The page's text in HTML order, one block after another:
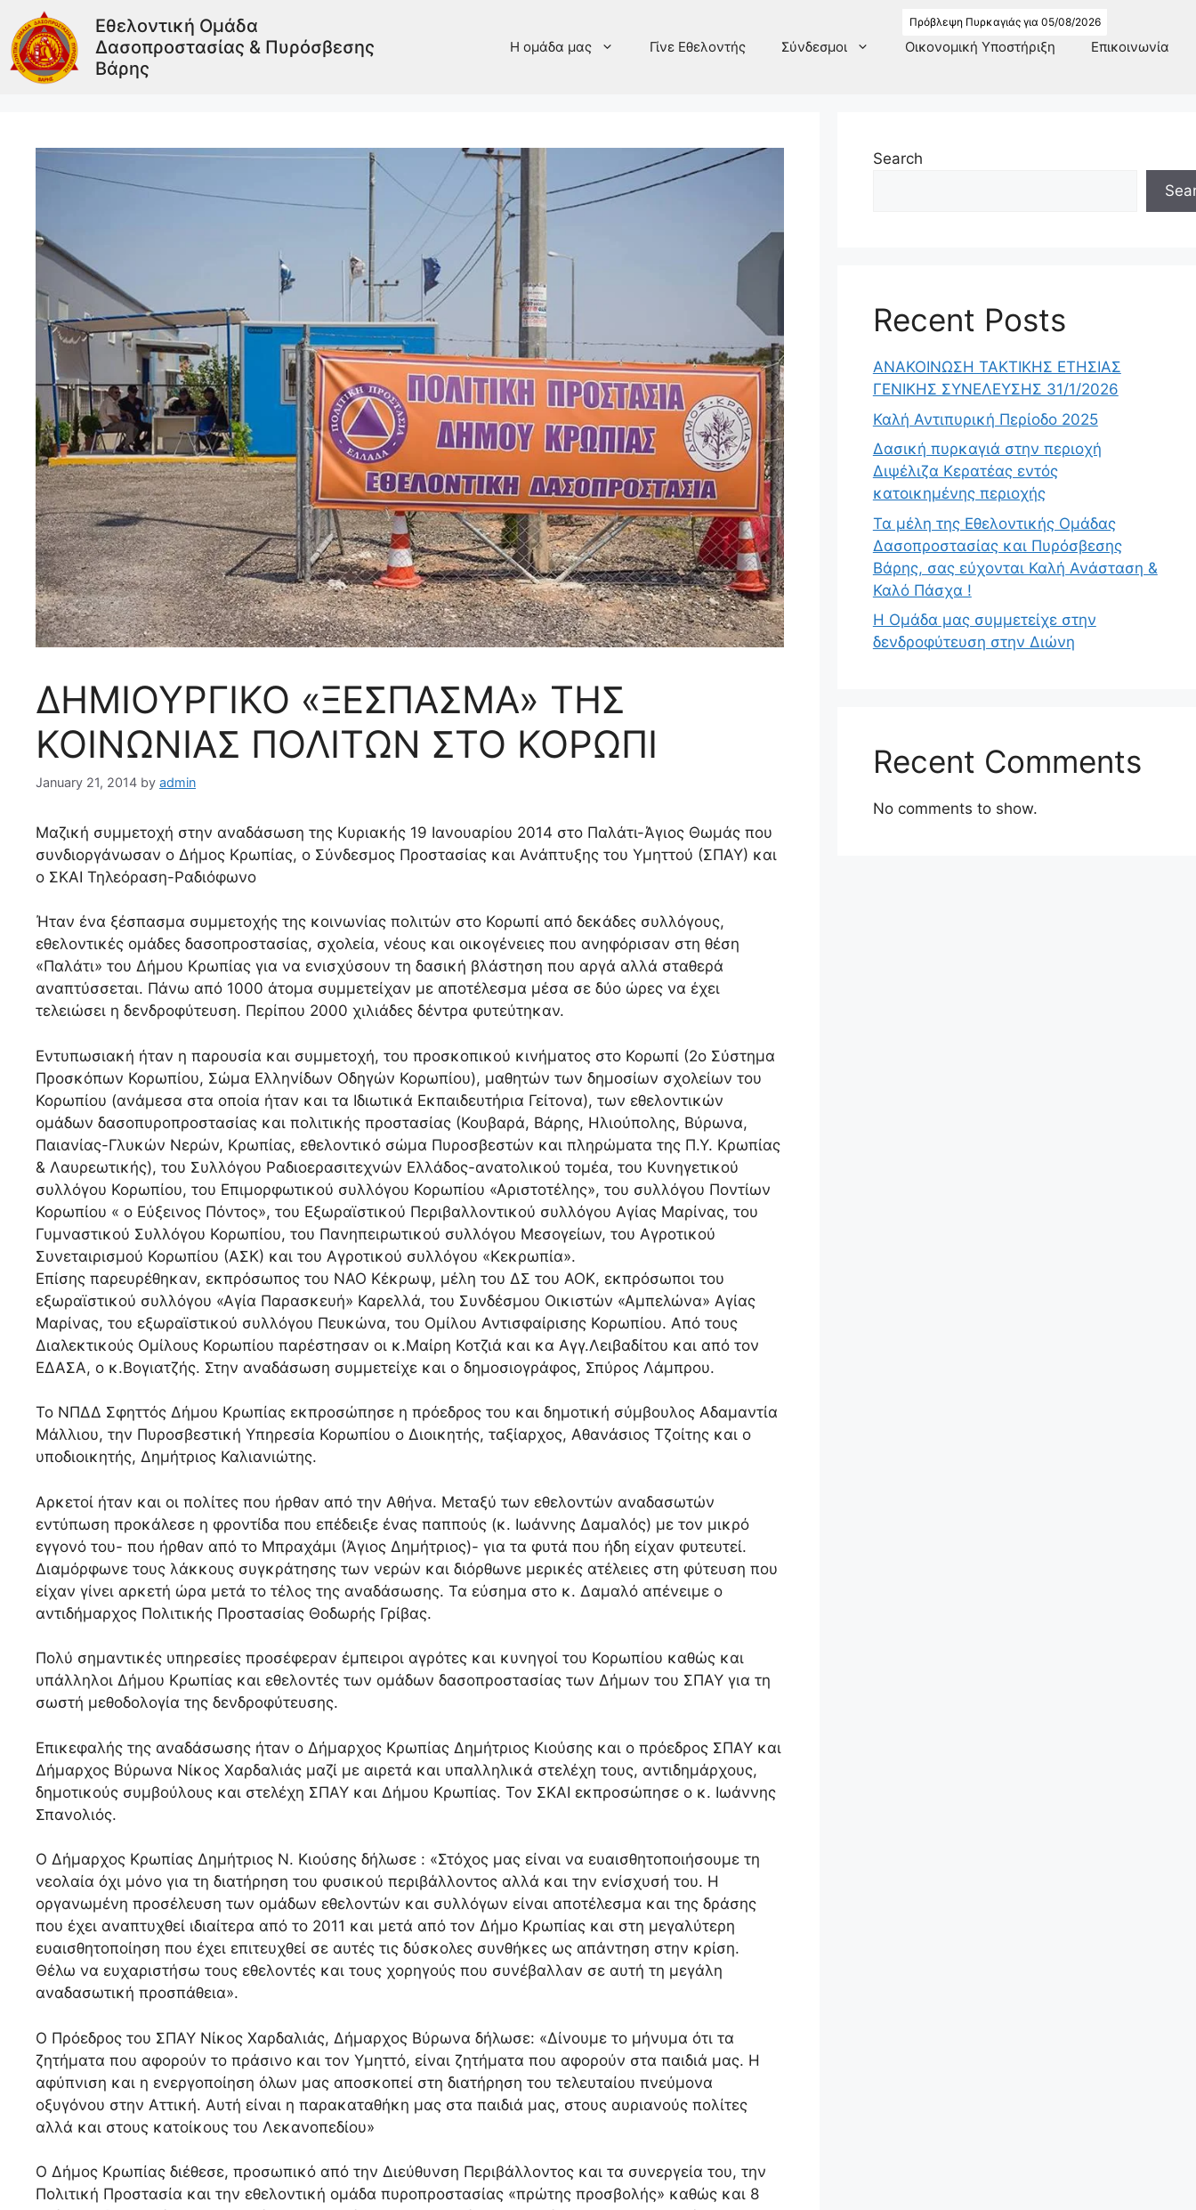
Εθελοντική Ομάδα
Δασοπροστασίας & Πυρόσβεσης
Βάρης
Πρόβλεψη Πυρκαγιάς για 05/08/2026
Η ομάδα μας Γίνε Εθελοντής Σύνδεσμοι Οικονομική Υποστήριξη Επικοινωνία
ΔΗΜΙΟΥΡΓΙΚΟ «ΞΕΣΠΑΣΜΑ» ΤΗΣ
ΚΟΙΝΩΝΙΑΣ ΠΟΛΙΤΩΝ ΣΤΟ ΚΟΡΩΠΙ
January 21, 2014 by admin
Μαζική συμμετοχή στην αναδάσωση της Κυριακής 19 Ιανουαρίου 2014 στο Παλάτι-Άγιος Θωμάς που
συνδιοργάνωσαν ο Δήμος Κρωπίας, ο Σύνδεσμος Προστασίας και Ανάπτυξης του Υμηττού (ΣΠΑΥ) και
ο ΣΚΑΙ Τηλεόραση-Ραδιόφωνο
Ήταν ένα ξέσπασμα συμμετοχής της κοινωνίας πολιτών στο Κορωπί από δεκάδες συλλόγους,
εθελοντικές ομάδες δασοπροστασίας, σχολεία, νέους και οικογένειες που ανηφόρισαν στη θέση
«Παλάτι» του Δήμου Κρωπίας για να ενισχύσουν τη δασική βλάστηση που αργά αλλά σταθερά
αναπτύσσεται. Πάνω από 1000 άτομα συμμετείχαν με αποτέλεσμα μέσα σε δύο ώρες να έχει
τελειώσει η δενδροφύτευση. Περίπου 2000 χιλιάδες δέντρα φυτεύτηκαν.
Εντυπωσιακή ήταν η παρουσία και συμμετοχή, του προσκοπικού κινήματος στο Κορωπί (2ο Σύστημα
Προσκόπων Κορωπίου, Σώμα Ελληνίδων Οδηγών Κορωπίου), μαθητών των δημοσίων σχολείων του
Κορωπίου (ανάμεσα στα οποία ήταν και τα Ιδιωτικά Εκπαιδευτήρια Γείτονα), των εθελοντικών
ομάδων δασοπυροπροστασίας και πολιτικής προστασίας (Κουβαρά, Βάρης, Ηλιούπολης, Βύρωνα,
Παιανίας-Γλυκών Νερών, Κρωπίας, εθελοντικό σώμα Πυροσβεστών και πληρώματα της Π.Υ. Κρωπίας
& Λαυρεωτικής), του Συλλόγου Ραδιοερασιτεχνών Ελλάδος-ανατολικού τομέα, του Κυνηγετικού
συλλόγου Κορωπίου, του Επιμορφωτικού συλλόγου Κορωπίου «Αριστοτέλης», του συλλόγου Ποντίων
Κορωπίου « ο Εύξεινος Πόντος», του Εξωραϊστικού Περιβαλλοντικού συλλόγου Αγίας Μαρίνας, του
Γυμναστικού Συλλόγου Κορωπίου, του Πανηπειρωτικού συλλόγου Μεσογείων, του Αγροτικού
Συνεταιρισμού Κορωπίου (ΑΣΚ) και του Αγροτικού συλλόγου «Κεκρωπία».
Επίσης παρευρέθηκαν, εκπρόσωπος του ΝΑΟ Κέκρωψ, μέλη του ΔΣ του ΑΟΚ, εκπρόσωποι του
εξωραϊστικού συλλόγου «Αγία Παρασκευή» Καρελλά, του Συνδέσμου Οικιστών «Αμπελώνα» Αγίας
Μαρίνας, του εξωραϊστικού συλλόγου Πευκώνα, του Ομίλου Αντισφαίρισης Κορωπίου. Από τους
Διαλεκτικούς Ομίλους Κορωπίου παρέστησαν οι κ.Μαίρη Κοτζιά και κα Αγγ.Λειβαδίτου και από τον
ΕΔΑΣΑ, ο κ.Βογιατζής. Στην αναδάσωση συμμετείχε και ο δημοσιογράφος, Σπύρος Λάμπρου.
Το ΝΠΔΔ Σφηττός Δήμου Κρωπίας εκπροσώπησε η πρόεδρος του και δημοτική σύμβουλος Αδαμαντία
Μάλλιου, την Πυροσβεστική Υπηρεσία Κορωπίου ο Διοικητής, ταξίαρχος, Αθανάσιος Τζοίτης και ο
υποδιοικητής, Δημήτριος Καλιανιώτης.
Αρκετοί ήταν και οι πολίτες που ήρθαν από την Αθήνα. Μεταξύ των εθελοντών αναδασωτών
εντύπωση προκάλεσε η φροντίδα που επέδειξε ένας παππούς (κ. Ιωάννης Δαμαλός) με τον μικρό
εγγονό του- που ήρθαν από το Μπραχάμι (Άγιος Δημήτριος)- για τα φυτά που ήδη είχαν φυτευτεί.
Διαμόρφωνε τους λάκκους συγκράτησης των νερών και διόρθωνε μερικές ατέλειες στη φύτευση που
είχαν γίνει αρκετή ώρα μετά το τέλος της αναδάσωσης. Τα εύσημα στο κ. Δαμαλό απένειμε ο
αντιδήμαρχος Πολιτικής Προστασίας Θοδωρής Γρίβας.
Πολύ σημαντικές υπηρεσίες προσέφεραν έμπειροι αγρότες και κυνηγοί του Κορωπίου καθώς και
υπάλληλοι Δήμου Κρωπίας και εθελοντές των ομάδων δασοπροστασίας των Δήμων του ΣΠΑΥ για τη
σωστή μεθοδολογία της δενδροφύτευσης.
Επικεφαλής της αναδάσωσης ήταν ο Δήμαρχος Κρωπίας Δημήτριος Κιούσης και ο πρόεδρος ΣΠΑΥ και
Δήμαρχος Βύρωνα Νίκος Χαρδαλιάς μαζί με αιρετά και υπαλληλικά στελέχη τους, αντιδημάρχους,
δημοτικούς συμβούλους και στελέχη ΣΠΑΥ και Δήμου Κρωπίας. Τον ΣΚΑΙ εκπροσώπησε ο κ. Ιωάννης
Σπανολιός.
Ο Δήμαρχος Κρωπίας Δημήτριος Ν. Κιούσης δήλωσε : «Στόχος μας είναι να ευαισθητοποιήσουμε τη
νεολαία όχι μόνο για τη διατήρηση του φυσικού περιβάλλοντος αλλά και την ενίσχυσή του. Η
οργανωμένη προσέλευση των ομάδων εθελοντών και συλλόγων είναι αποτέλεσμα και της δράσης
που έχει αναπτυχθεί ιδιαίτερα από το 2011 και μετά από τον Δήμο Κρωπίας και στη μεγαλύτερη
ευαισθητοποίηση που έχει επιτευχθεί σε αυτές τις δύσκολες συνθήκες ως απάντηση στην κρίση.
Θέλω να ευχαριστήσω τους εθελοντές και τους χορηγούς που συνέβαλλαν σε αυτή τη μεγάλη
αναδασωτική προσπάθεια».
Ο Πρόεδρος του ΣΠΑΥ Νίκος Χαρδαλιάς, Δήμαρχος Βύρωνα δήλωσε: «Δίνουμε το μήνυμα ότι τα
ζητήματα που αφορούν το πράσινο και τον Υμηττό, είναι ζητήματα που αφορούν στα παιδιά μας. Η
αφύπνιση και η ενεργοποίηση όλων μας αποσκοπεί στη διατήρηση του τελευταίου πνεύμονα
οξυγόνου στην Αττική. Αυτή είναι η παρακαταθήκη μας στα παιδιά μας, στους αυριανούς πολίτες
αλλά και στους κατοίκους του Λεκανοπεδίου»
Ο Δήμος Κρωπίας διέθεσε, προσωπικό από την Διεύθυνση Περιβάλλοντος και τα συνεργεία του, την
Πολιτική Προστασία και την εθελοντική ομάδα πυροπροστασίας «πρώτης προσβολής» καθώς και 8
Search
Recent Posts
ΑΝΑΚΟΙΝΩΣΗ ΤΑΚΤΙΚΗΣ ΕΤΗΣΙΑΣ
ΓΕΝΙΚΗΣ ΣΥΝΕΛΕΥΣΗΣ 31/1/2026
Καλή Αντιπυρική Περίοδο 2025
Δασική πυρκαγιά στην περιοχή
Διψέλιζα Κερατέας εντός
κατοικημένης περιοχής
Τα μέλη της Εθελοντικής Ομάδας
Δασοπροστασίας και Πυρόσβεσης
Βάρης, σας εύχονται Καλή Ανάσταση &
Καλό Πάσχα !
Η Ομάδα μας συμμετείχε στην
δενδροφύτευση στην Διώνη
Recent Comments
No comments to show.